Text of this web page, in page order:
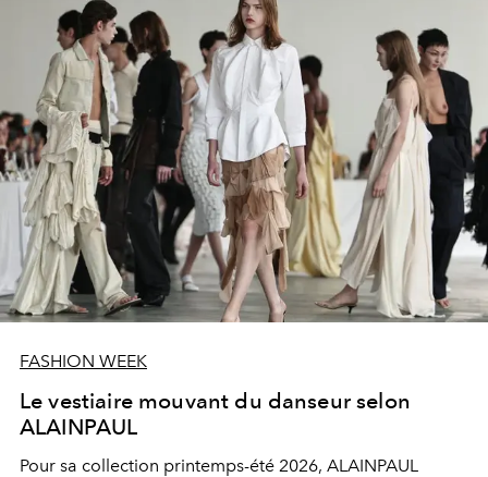
FASHION WEEK
Le vestiaire mouvant du danseur selon
ALAINPAUL
Pour sa collection printemps-été 2026, ALAINPAUL